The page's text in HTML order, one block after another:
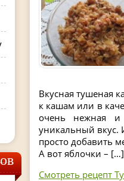
Вкусная тушеная
к кашам или в
очень нежная
уникальный вкус.
просто добавить
А вот яблочки – […]
Смотреть рецепт